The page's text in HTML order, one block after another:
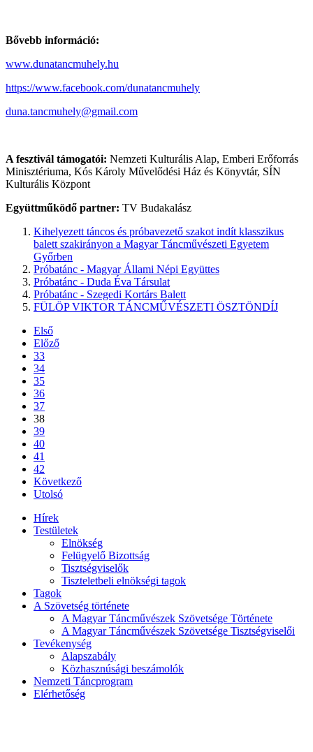
Bővebb információ:
www.dunatancmuhely.hu
https://www.facebook.com/dunatancmuhely
duna.tancmuhely@gmail.com
A fesztivál támogatói: Nemzeti Kulturális Alap, Emberi Erőforrás
Minisztériuma, Kós Károly Művelődési Ház és Könyvtár, SÍN
Kulturális Központ
Együttműködő partner: TV Budakalász
Kihelyezett táncos és próbavezető szakot indít klasszikus
balett szakirányon a Magyar Táncművészeti Egyetem
Győrben
Próbatánc - Magyar Állami Népi Együttes
Próbatánc - Duda Éva Társulat
Próbatánc - Szegedi Kortárs Balett
FÜLÖP VIKTOR TÁNCMŰVÉSZETI ÖSZTÖNDÍJ
Első
Előző
33
34
35
36
37
38
39
40
41
42
Következő
Utolsó
Hírek
Testületek
Elnökség
Felügyelő Bizottság
Tisztségviselők
Tiszteletbeli elnökségi tagok
Tagok
A Szövetség története
A Magyar Táncművészek Szövetsége Története
A Magyar Táncművészek Szövetsége Tisztségviselői
Tevékenység
Alapszabály
Közhasznúsági beszámolók
Nemzeti Táncprogram
Elérhetőség